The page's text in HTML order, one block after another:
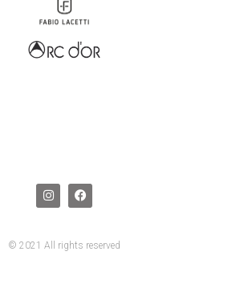
© 2021 All rights reserved